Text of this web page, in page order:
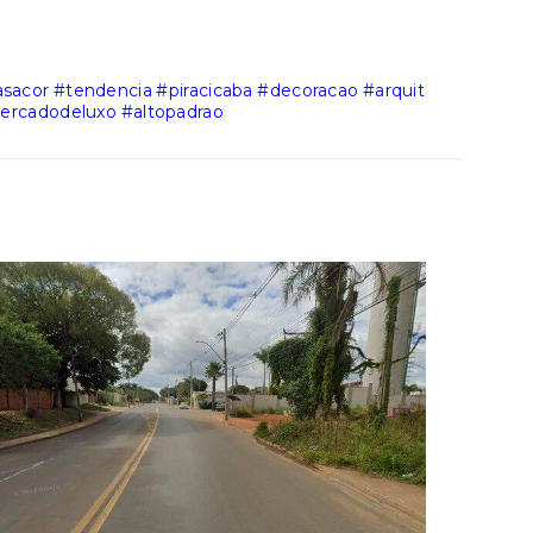
#tendencia #piracicaba #decoracao #arquit
#altopadrao